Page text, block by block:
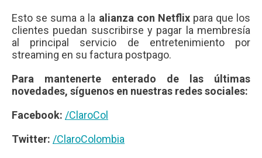
Esto se suma a la alianza con Netflixpara que los
clientes puedan suscribirse y pagar la membresía
al principal servicio de entretenimiento por
streaming en su factura postpago.
Para mantenerte enterado de las últimas
novedades, síguenos en nuestras redes sociales:
Facebook: /ClaroCol
Twitter: /ClaroColombia